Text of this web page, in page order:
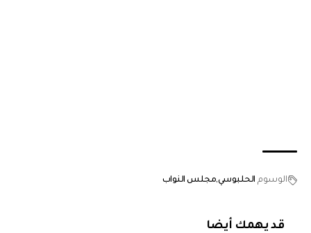
الوسوم الحلبوسيمجلس النواب
قد يهمك أيضا